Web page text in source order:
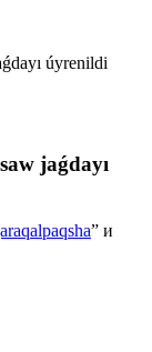
úyrenildi
jaǵdayı
” и